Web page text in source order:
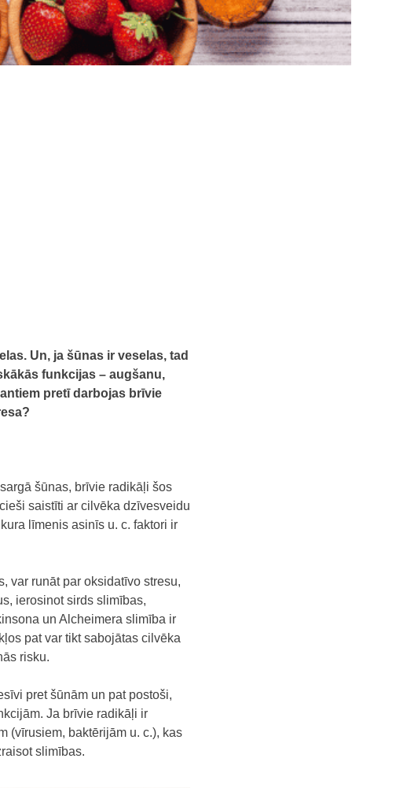
Un, ja šūnas ir veselas, tad
funkcijas – augšanu,
pretī darbojas brīvie
šūnas, brīvie radikāļi šos
saistīti ar cilvēka dzīvesveidu
līmenis asinīs u. c. faktori ir
var runāt par oksidatīvo stresu,
ierosinot sirds slimības,
un Alcheimera slimība ir
pat var tikt sabojātas cilvēka
risku.
pret šūnām un pat postoši,
Ja brīvie radikāļi ir
(vīrusiem, baktērijām u. c.), kas
slimības.